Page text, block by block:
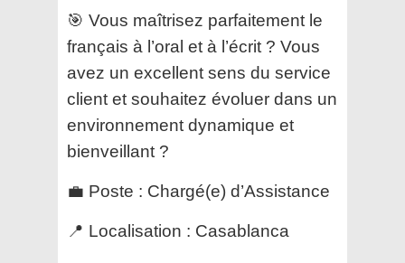
🎯 Vous maîtrisez parfaitement le
français à l’oral et à l’écrit ? Vous
avez un excellent sens du service
client et souhaitez évoluer dans un
environnement dynamique et
bienveillant ?
💼 Poste : Chargé(e) d’Assistance
📍 Localisation : Casablanca